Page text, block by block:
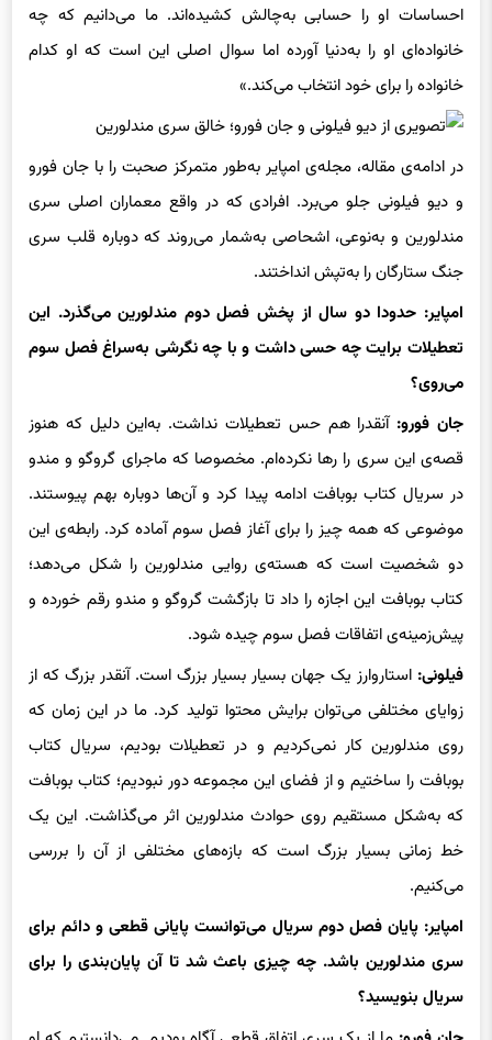
احساسات او را حسابی به‌چالش کشیده‌اند. ما می‌دانیم که چه
خانواده‌ای او را به‌دنیا آورده اما سوال اصلی این است که او کدام
خانواده را برای خود انتخاب می‌کند.»
در ادامه‌ی مقاله، مجله‌ی امپایر به‌طور متمرکز صحبت را با جان فورو
و دیو فیلونی جلو می‌برد. افرادی که در واقع معماران اصلی سری
مندلورین و به‌نوعی، اشحاصی به‌شمار می‌روند که دوباره قلب سری
جنگ ستارگان را به‌تپش انداختند.
امپایر: حدودا دو سال از پخش فصل دوم مندلورین می‌گذرد. این
تعطیلات برایت چه حسی داشت و با چه نگرشی به‌سراغ فصل سوم
می‌روی؟
جان فورو: آنقدرا هم حس تعطیلات نداشت. به‌این دلیل که هنوز
قصه‌ی این سری را رها نکرده‌ام. مخصوصا که ماجرای گروگو و مندو
در سریال کتاب بوبافت ادامه پیدا کرد و آن‌ها دوباره بهم پیوستند.
موضوعی که همه چیز را برای آغاز فصل سوم آماده کرد. رابطه‌ی این
دو شخصیت است که هسته‌ی روایی مندلورین را شکل می‌دهد؛
کتاب بوبافت این اجازه را داد تا بازگشت گروگو و مندو رقم خورده و
پیش‌زمینه‌ی اتفاقات فصل سوم چیده شود.
فیلونی: استاروارز یک جهان بسیار بسیار بزرگ است. آنقدر بزرگ که از
زوایای مختلفی می‌توان برایش محتوا تولید کرد. ما در این زمان که
روی مندلورین کار نمی‌کردیم و در تعطیلات بودیم، سریال کتاب
بوبافت را ساختیم و از فضای این مجموعه دور نبودیم؛ کتاب بوبافت
که به‌شکل مستقیم روی حوادث مندلورین اثر می‌گذاشت. این یک
خط زمانی بسیار بزرگ است که بازه‌های مختلفی از آن را بررسی
می‌کنیم.
امپایر:‌ پایان فصل دوم سریال می‌توانست پایانی قطعی و دائم برای
سری مندلورین باشد. چه چیزی باعث شد تا آن پایان‌بندی را برای
سریال بنویسید؟